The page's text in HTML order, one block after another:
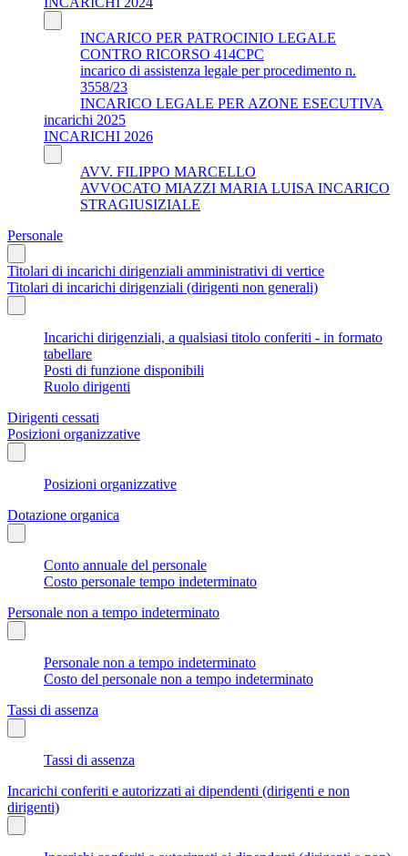
INCARICO PER PATROCINIO LEGALE
CONTRO RICORSO 414CPC
incarico di assistenza legale per procedimento n.
3558/23
INCARICO LEGALE PER AZONE ESECUTIVA
incarichi 2025
INCARICHI 2026
AVV. FILIPPO MARCELLO
AVVOCATO MIAZZI MARIA LUISA INCARICO
STRAGIUSIZIALE
Personale
Titolari di incarichi dirigenziali amministrativi di vertice
Titolari di incarichi dirigenziali (dirigenti non generali)
Incarichi dirigenziali, a qualsiasi titolo conferiti - in formato
tabellare
Posti di funzione disponibili
Ruolo dirigenti
Dirigenti cessati
Posizioni organizzative
Posizioni organizzative
Dotazione organica
Conto annuale del personale
Costo personale tempo indeterminato
Personale non a tempo indeterminato
Personale non a tempo indeterminato
Costo del personale non a tempo indeterminato
Tassi di assenza
Tassi di assenza
Incarichi conferiti e autorizzati ai dipendenti (dirigenti e non
dirigenti)